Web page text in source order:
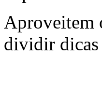
Aproveitem
dividir dicas